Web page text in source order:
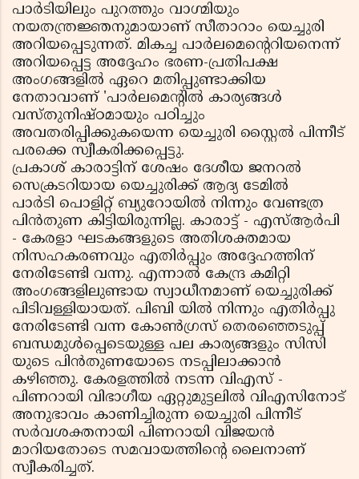
പാർടിയിലും പുറത്തും വാഗ്മിയും
നയതന്ത്രജ്ഞനുമായാണ് സീതാറാം യെച്ചുരി
അറിയപ്പെടുന്നത്. മികച്ച പാർലമെൻ്റെറിയനെന്ന്
അറിയപ്പെട്ട അദ്ദേഹം ഭരണ-പ്രതിപക്ഷ
അംഗങ്ങളിൽ ഏറെ മതിപ്പുണ്ടാക്കിയ
നേതാവാണ് 'പാർലമെൻ്റിൽ കാര്യങ്ങൾ
വസ്തുനിഷ്ഠമായും പഠിച്ചും
അവതരിപ്പിക്കുകയെന്ന യെച്ചുരി സ്റ്റൈൽ പിന്നീട്
പരക്കെ സ്വീകരിക്കപ്പെട്ടു.
പ്രകാശ് കാരാട്ടിന് ശേഷം ദേശീയ ജനറൽ
സെക്രടറിയായ യെച്ചുരിക്ക് ആദ്യ ടേമിൽ
പാർടി പൊളിറ്റ് ബ്യുറോയിൽ നിന്നും വേണ്ടത്ര
പിൻതുണ കിട്ടിയിരുന്നില്ല. കാരാട്ട് - എസ്ആർപി
- കേരളാ ഘടകങ്ങളുടെ അതിശക്തമായ
നിസഹകരണവും എതിർപ്പും അദ്ദേഹത്തിന്
നേരിടേണ്ടി വന്നു. എന്നാൽ കേന്ദ്ര കമിറ്റി
അംഗങ്ങളിലുണ്ടായ സ്വാധീനമാണ് യെച്ചുരിക്ക്
പിടിവള്ളിയായത്. പിബി യിൽ നിന്നും എതിർപ്പു
നേരിടേണ്ടി വന്ന കോൺഗ്രസ് തെരഞ്ഞെടുപ്പ്
ബന്ധമുൾപ്പെടെയുള്ള പല കാര്യങ്ങളും സിസി
യുടെ പിൻതുണയോടെ നടപ്പിലാക്കാൻ
കഴിഞ്ഞു. കേരളത്തിൽ നടന്ന വിഎസ് -
പിണറായി വിഭാഗീയ ഏറ്റുമുട്ടലിൽ വിഎസിനോട്
അനുഭാവം കാണിച്ചിരുന്ന യെച്ചുരി പിന്നീട്
സർവശക്തനായി പിണറായി വിജയൻ
മാറിയതോടെ സമവായത്തിൻ്റെ ലൈനാണ്
സ്വീകരിച്ചത്.